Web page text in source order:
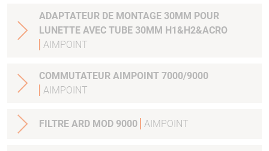
ADAPTATEUR DE MONTAGE 30MM POUR
LUNETTE AVEC TUBE 30MM H1&H2&ACRO
AIMPOINT
COMMUTATEUR AIMPOINT 7000/9000
AIMPOINT
FILTRE ARD MOD 9000 AIMPOINT